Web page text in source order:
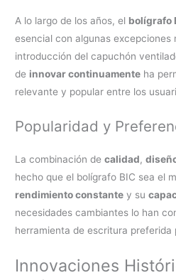
A lo largo de los años, el bolígrafo
esencial con algunas excepciones
introducción del capuchón
de innovar continuamente ha
relevante y popular entre los
Popularidad y
La combinación decalidad,
hecho que el bolígrafo BIC sea el
rendimiento constante y su
necesidades cambiantes lo han
herramienta de escritura preferida
Innovaciones